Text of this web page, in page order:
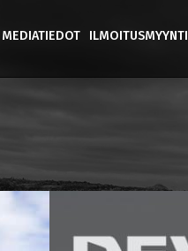
MEDIATIEDOT ILMOITUSMYYNTI